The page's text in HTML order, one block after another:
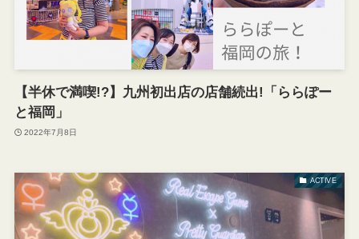
【半休で満喫!?】九州初出店の店舗続出!「ららぽー
と福岡」
2022年7月8日
ACTIVE